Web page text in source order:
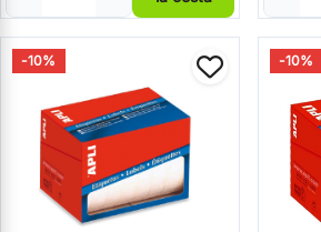
-10% -10%